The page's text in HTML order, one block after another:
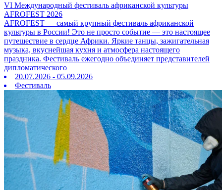
VI Международный фестиваль африканской культуры
AFROFEST 2026
AFROFEST — самый крупный фестиваль африканской
культуры в России! Это не просто событие — это настоящее
путешествие в сердце Африки. Яркие танцы, зажигательная
музыка, вкуснейшая кухня и атмосфера настоящего
праздника. Фестиваль ежегодно объединяет представителей
дипломатического
20.07.2026 - 05.09.2026
Фестиваль